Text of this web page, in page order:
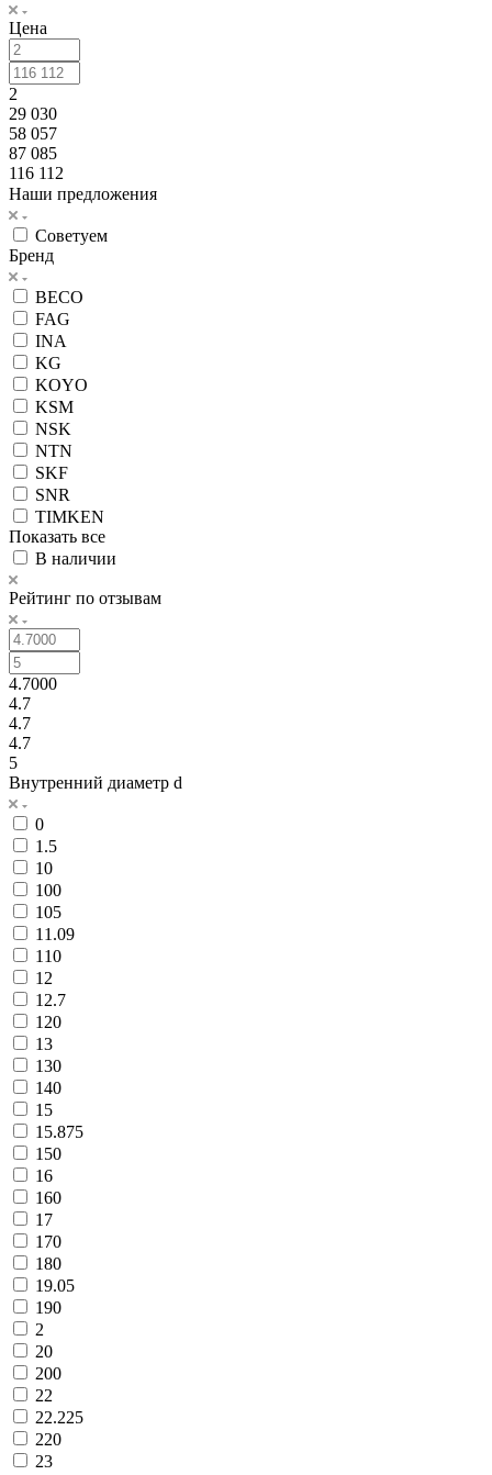
Цена
2
29 030
58 057
87 085
116 112
Наши предложения
Советуем
Бренд
BECO
FAG
INA
KG
KOYO
KSM
NSK
NTN
SKF
SNR
TIMKEN
Показать все
В наличии
Рейтинг по отзывам
4.7000
4.7
4.7
4.7
5
Внутренний диаметр d
0
1.5
10
100
105
11.09
110
12
12.7
120
13
130
140
15
15.875
150
16
160
17
170
180
19.05
190
2
20
200
22
22.225
220
23